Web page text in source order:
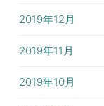
2019年12月
2019年11月
2019年10月